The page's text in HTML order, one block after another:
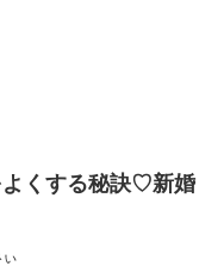
よくする秘訣♡新婚